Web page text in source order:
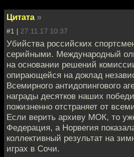
Цитата »
#1 | 27.11.17 10:37
Убийства российских
серийными. Международный
на основании решений
опирающейся на доклад
Всемирного антидопингового
награды десятков наших
пожизненно отстраняет от
Если верить архиву МОК, то
Федерация, а Норвегия
коллективный результат на
играх в Сочи.